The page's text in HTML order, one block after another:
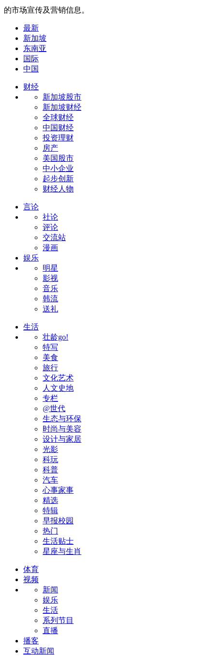
的市场宣传及营销信息。
最新
新加坡
东南亚
国际
中国
财经
新加坡股市
新加坡财经
全球财经
中国财经
投资理财
房产
美国股市
中小企业
起步创新
财经人物
言论
社论
评论
交流站
漫画
娱乐
明星
影视
音乐
韩流
送礼
生活
壮龄go!
特写
美食
旅行
文化艺术
人文史地
专栏
@世代
生态与环保
时尚与美容
设计与家居
光影
科玩
科普
汽车
心事家事
精选
特辑
早报校园
热门
生活贴士
星座与生肖
体育
视频
新闻
娱乐
生活
系列节目
直播
播客
互动新闻